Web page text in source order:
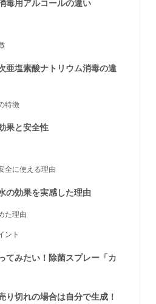
毒用アルコールの違い
亜塩素酸ナトリウム消毒の違
特徴
果と安全性
全に使える理由
の効果を実感した理由
た理由
ント
てみたい！除菌スプレー「カ
り切れの場合は自分で生成！